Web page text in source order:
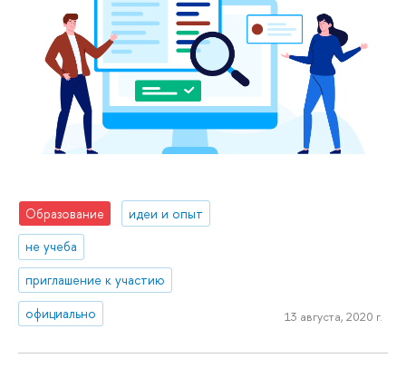
Образование
идеи и опыт
не учеба
приглашение к участию
официально
13 августа, 2020 г.